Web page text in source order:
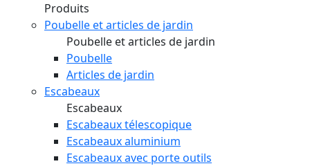
Produits
Poubelle et articles de jardin
Poubelle et articles de jardin
Poubelle
Articles de jardin
Escabeaux
Escabeaux
Escabeaux télescopique
Escabeaux aluminium
Escabeaux avec porte outils